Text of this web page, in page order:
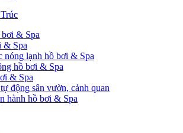
& Spa
& Spa
nóng lạnh hồ bơi & Spa
hồ bơi & Spa
& Spa
động sân vườn, cảnh quan
hành hồ bơi & Spa